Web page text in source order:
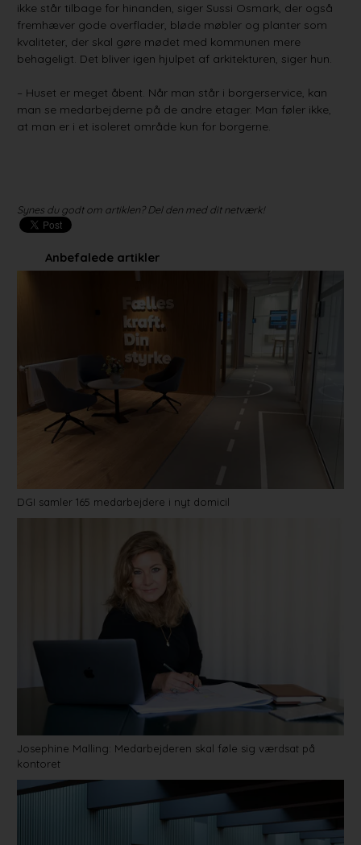
ikke står tilbage for hinanden, siger Sussi Osmark, der også
fremhæver gode overflader, bløde møbler og planter som
kvaliteter, der skal gøre mødet med kommunen mere
behageligt. Det bliver igen hjulpet af arkitekturen, siger hun.
– Huset er meget åbent. Når man står i borgerservice, kan
man se medarbejderne på de andre etager. Man føler ikke,
at man er i et isoleret område kun for borgerne.
Synes du godt om artiklen? Del den med dit netværk!
Anbefalede artikler
DGI samler 165 medarbejdere i nyt domicil
Josephine Malling: Medarbejderen skal føle sig værdsat på
kontoret